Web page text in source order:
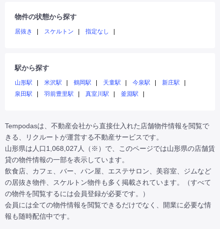
物件の状態から探す
居抜き スケルトン 指定なし
駅から探す
山形駅 米沢駅 鶴岡駅 天童駅 今泉駅
新庄駅
泉田駅
羽前豊里駅 真室川駅 釜淵駅
Tempodasは、不動産会社から直接仕入れた店舗物件情報を閲覧で
きる、リクルートが運営する不動産サービスです。
山形県は人口1,068,027人（※）で、このページでは山形県の店舗賃
貸の物件情報の一部を表示しています。
飲食店、カフェ、バー、パン屋、エステサロン、美容室、ジムなど
の居抜き物件、スケルトン物件も多く掲載されています。（すべて
の物件を閲覧するには会員登録が必要です。）
会員には全ての物件情報を閲覧できるだけでなく、開業に必要な情
報も随時配信中です。